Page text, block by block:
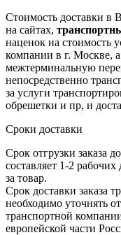
Стоимость доставки в
на сайтах,
наценок на стоимость
компании в г. Москве,
межтерминальную
непосредственно
за услуги
обрешетки и пр, и
Сроки доставки
Срок отгрузки заказа
составляет 1-2
за товар.
Срок доставки заказа
необходимо уточнять
транспортной
европейской части